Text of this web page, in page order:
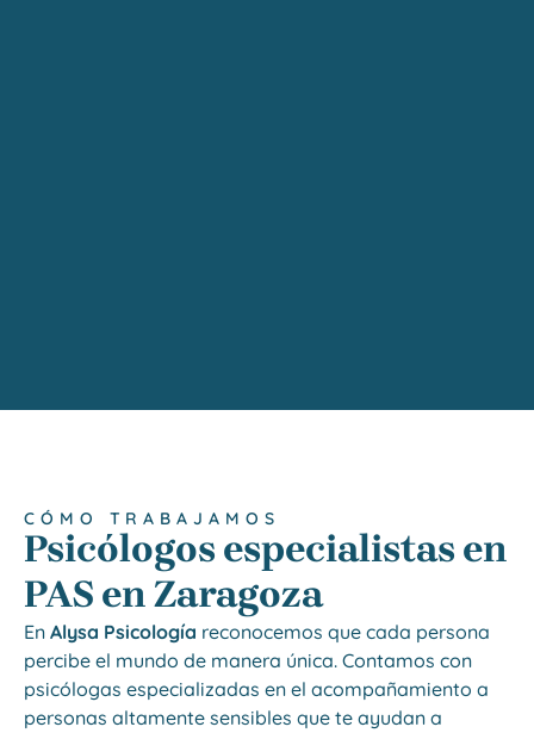
CÓMO TRABAJAMOS
Psicólogos especialistas en
PAS en Zaragoza
En Alysa Psicología reconocemos que cada persona
percibe el mundo de manera única. Contamos con
psicólogas especializadas en el acompañamiento a
personas altamente sensibles que te ayudan a